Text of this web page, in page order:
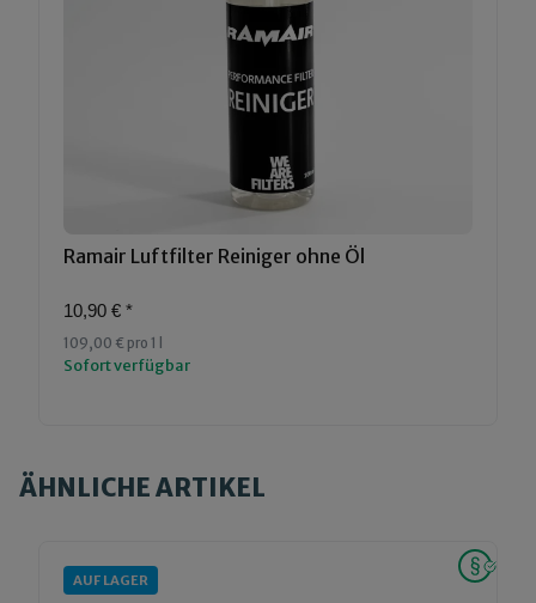
Ramair Luftfilter Reiniger ohne Öl
10,90 € *
109,00 € pro 1 l
Sofort verfügbar
ÄHNLICHE ARTIKEL
AUF LAGER